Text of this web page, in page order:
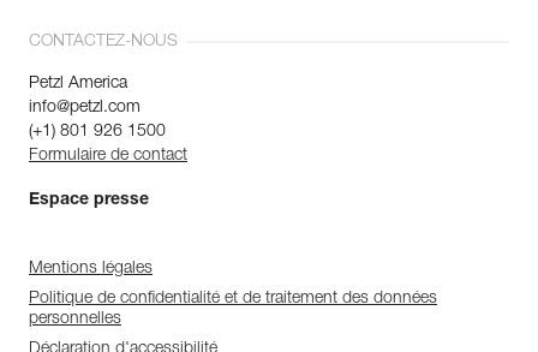
CONTACTEZ-NOUS
Petzl America
info@petzl.com
(+1) 801 926 1500
Formulaire de contact
Espace presse
Mentions légales
Politique de confidentialité et de traitement des données
personnelles